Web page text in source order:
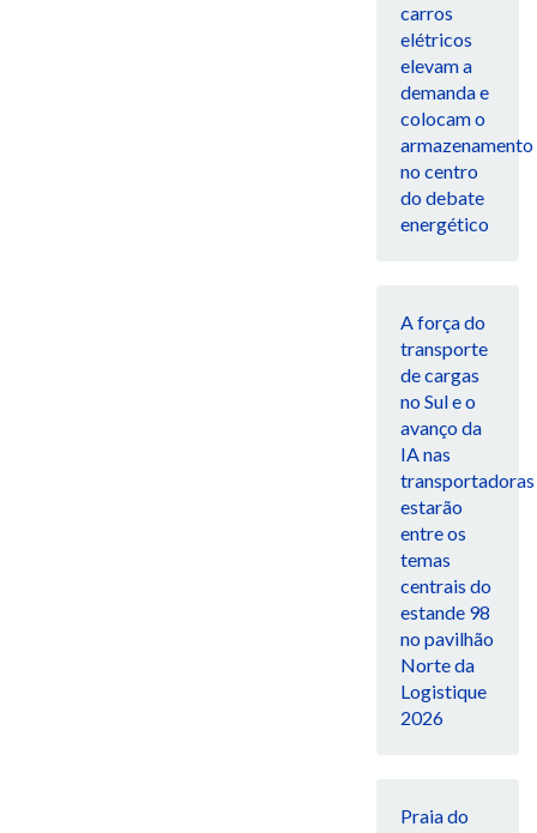
carros
elétricos
elevam a
demanda e
colocam o
armazenamento
no centro
do debate
energético
A força do
transporte
de cargas
no Sul e o
avanço da
IA nas
transportadoras
estarão
entre os
temas
centrais do
estande 98
no pavilhão
Norte da
Logistique
2026
Praia do